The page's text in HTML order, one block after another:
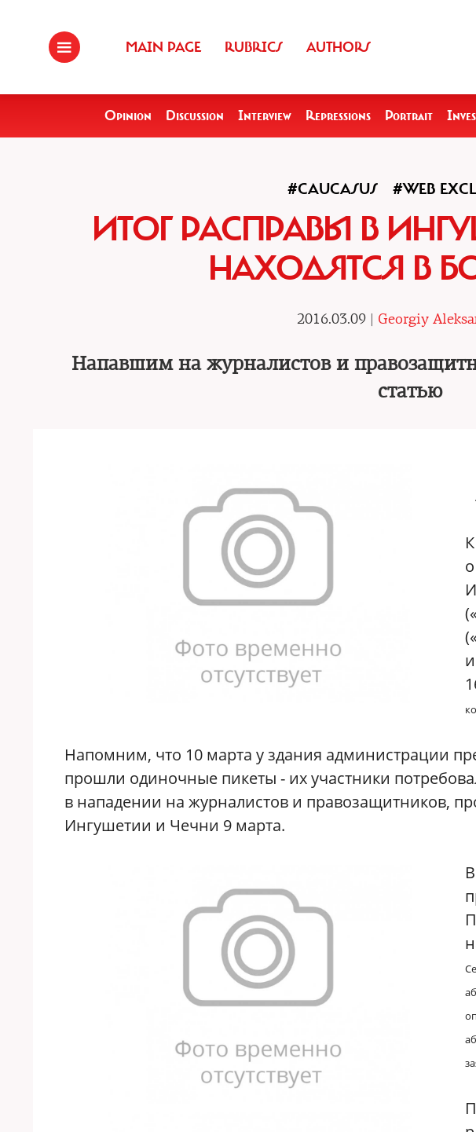
MAIN PAGE RUBRICS AUTHORS
Opinion Discussion Interview Repressions Portrait
#CAUCASUS #WEB
ИТОГ РАСПРАВЫ В
НАХОДЯТСЯ В
2016.03.09 | Georgiy
Напавшим на журналистов и
статью
Напомним, что 10 марта у здания администрации
прошли одиночные пикеты - их участники
в нападении на журналистов и правозащитников,
Ингушетии и Чечни 9 марта.